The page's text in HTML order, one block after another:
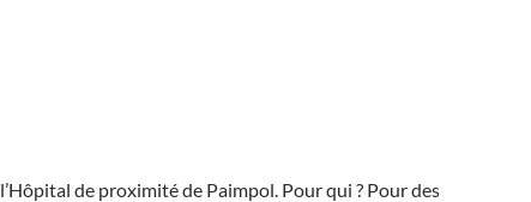
de proximité de Paimpol. Pour qui ? Pour des